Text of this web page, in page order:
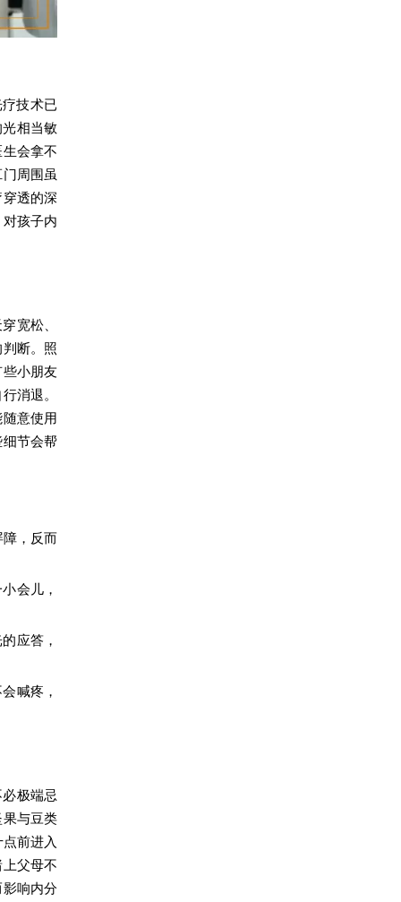
技术已
相当敏
会拿不
周围虽
透的深
对孩子内
宽松、
断。照
小朋友
消退。
意使用
节会帮
，反而
会儿，
应答，
喊疼，
极端忌
与豆类
前进入
父母不
响内分